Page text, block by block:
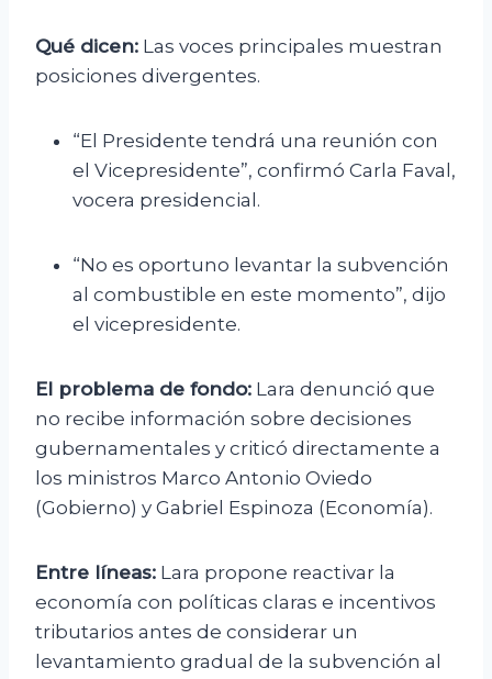
Qué dicen: Las voces principales muestran
posiciones divergentes.
“El Presidente tendrá una reunión con
el Vicepresidente”, confirmó Carla Faval,
vocera presidencial.
“No es oportuno levantar la subvención
al combustible en este momento”, dijo
el vicepresidente.
El problema de fondo: Lara denunció que
no recibe información sobre decisiones
gubernamentales y criticó directamente a
los ministros Marco Antonio Oviedo
(Gobierno) y Gabriel Espinoza (Economía).
Entre líneas: Lara propone reactivar la
economía con políticas claras e incentivos
tributarios antes de considerar un
levantamiento gradual de la subvención al